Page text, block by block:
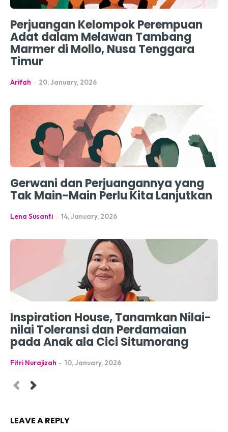
Perjuangan Kelompok Perempuan
Adat dalam Melawan Tambang
Marmer di Mollo, Nusa Tenggara
Timur
Arifah - 20, January, 2026
Gerwani dan Perjuangannya yang
Tak Main-Main Perlu Kita Lanjutkan
Lena Susanti - 14, January, 2026
Inspiration House, Tanamkan Nilai-
nilai Toleransi dan Perdamaian
pada Anak ala Cici Situmorang
Fitri Nurajizah - 10, January, 2026
LEAVE A REPLY